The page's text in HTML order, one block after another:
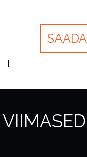
VIIMASED